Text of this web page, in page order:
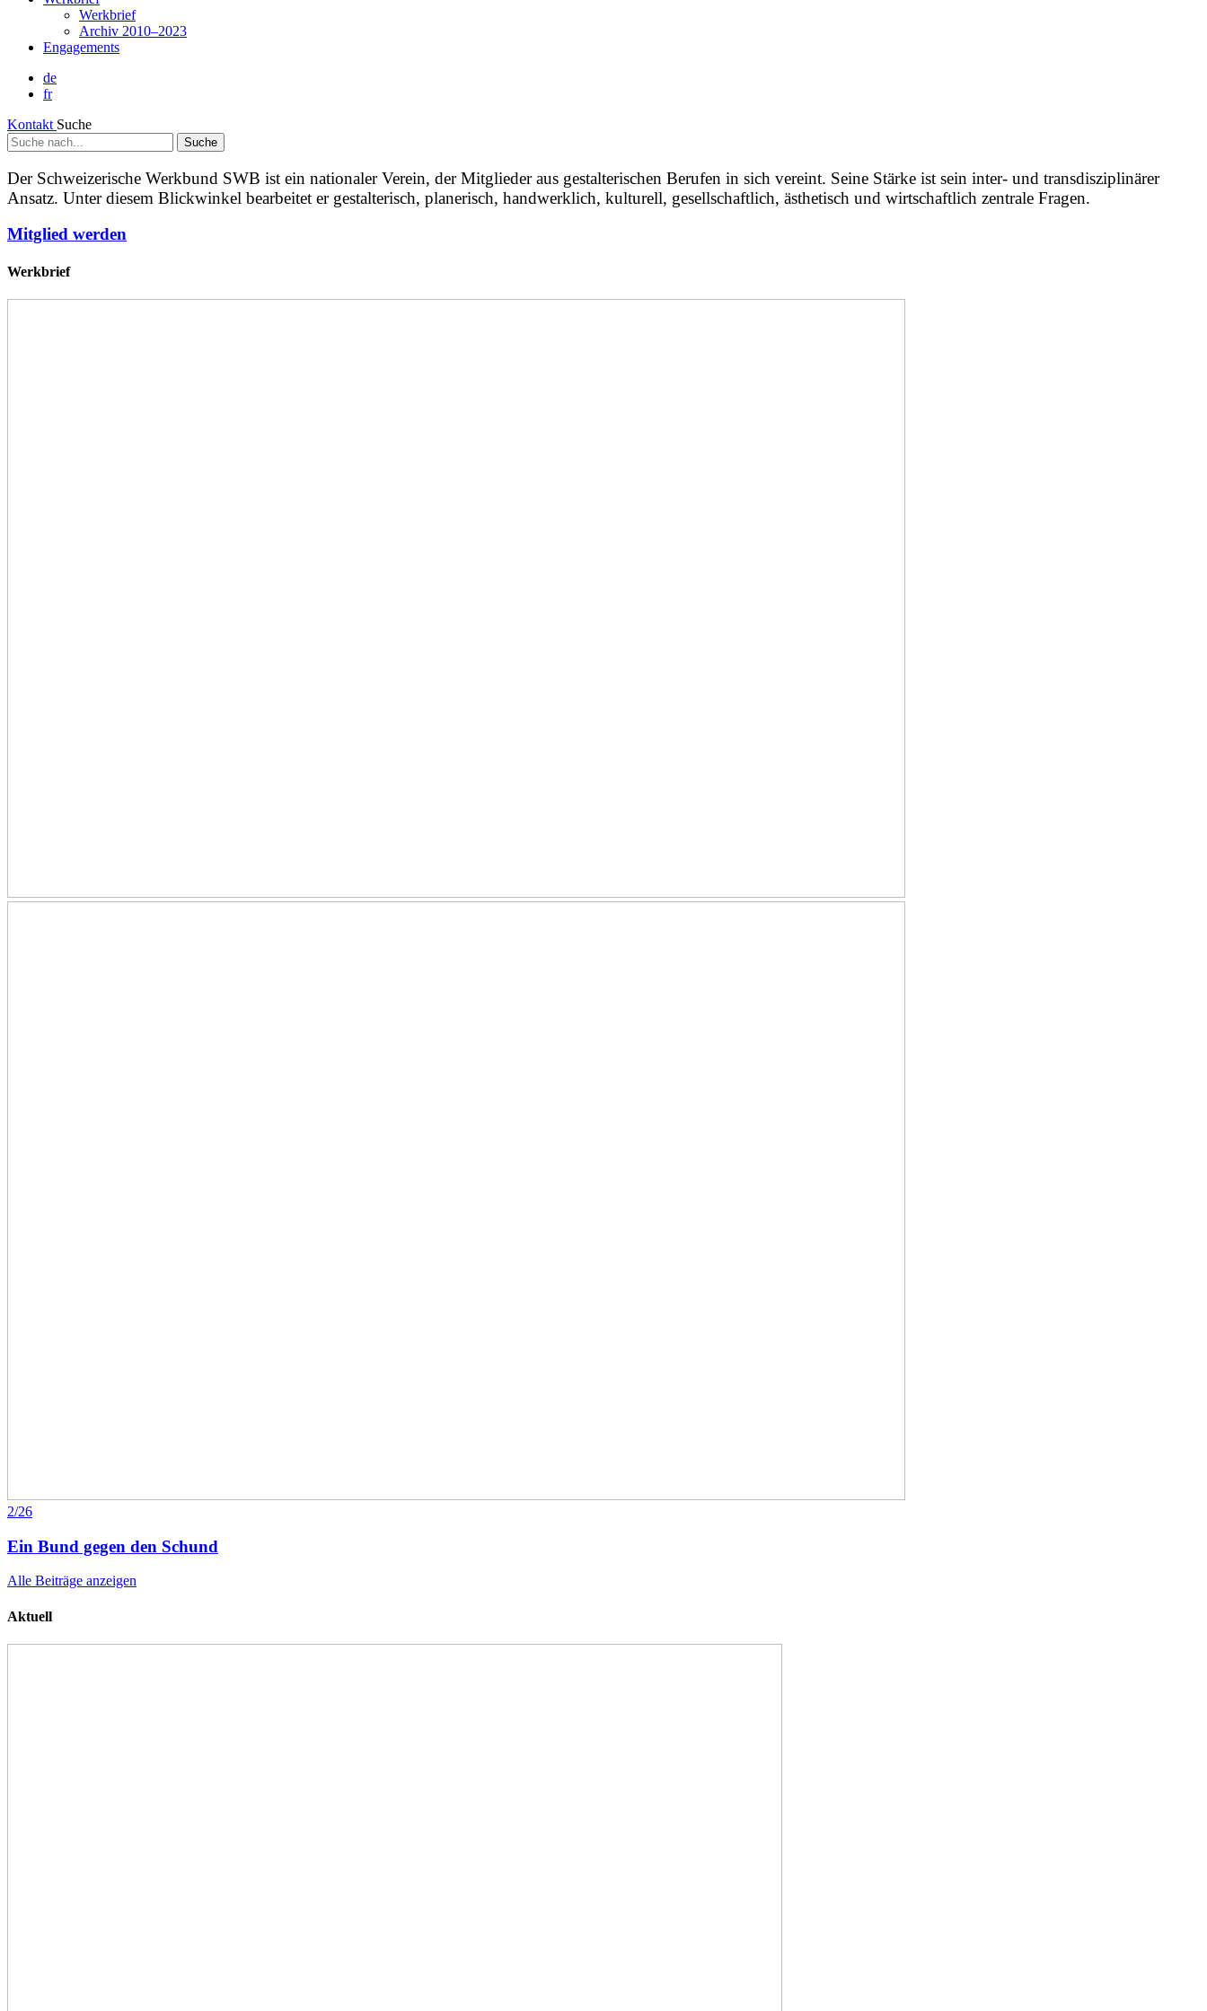
Werkbrief
Archiv 2010–2023
Engagements
de
fr
Kontakt Suche
Suche
nach...
Der Schweizerische Werkbund SWB ist ein nationaler Verein, der Mitglieder aus gestalterischen Berufen in sich vereint. Seine Stärke ist sein inter- und transdisziplinärer
Ansatz. Unter diesem Blickwinkel bearbeitet er gestalterisch, planerisch, handwerklich, kulturell, gesellschaftlich, ästhetisch und wirtschaftlich zentrale Fragen.
Mitglied werden
Werkbrief
2/26
Ein Bund gegen den Schund
Alle Beiträge anzeigen
Aktuell